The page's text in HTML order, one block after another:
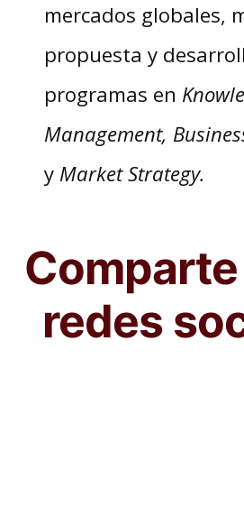
mercados globales,
propuesta y
programas en
Management,
y Market Strategy.
redes